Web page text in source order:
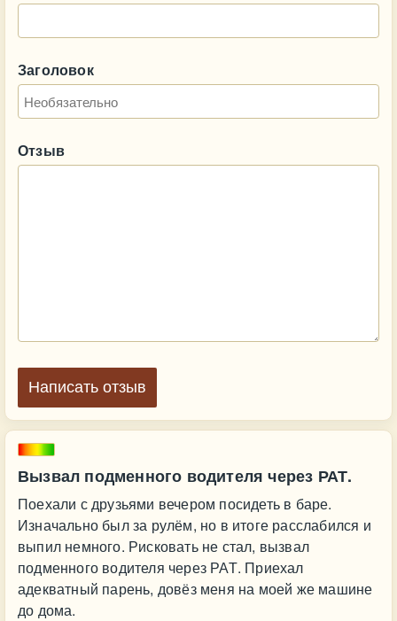
Вызвал подменного водителя через РАТ.
Поехали с друзьями вечером посидеть в баре.
Изначально был за рулём, но в итоге расслабился и
выпил немного. Рисковать не стал, вызвал
подменного водителя через РАТ. Приехал
адекватный парень, довёз меня на моей же машине
до дома.
Заголовок
Отзыв
Написать отзыв